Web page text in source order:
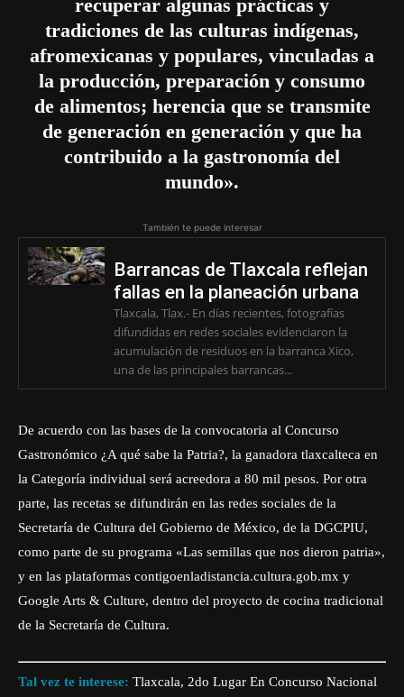
recuperar algunas prácticas y
tradiciones de las culturas indígenas,
afromexicanas y populares, vinculadas a
la producción, preparación y consumo
de alimentos; herencia que se transmite
de generación en generación y que ha
contribuido a la gastronomía del
mundo».
También te puede interesar
Barrancas de Tlaxcala reflejan
fallas en la planeación urbana
Tlaxcala, Tlax.- En días recientes, fotografías
difundidas en redes sociales evidenciaron la
acumulación de residuos en la barranca Xico,
una de las principales barrancas...
De acuerdo con las bases de la convocatoria al Concurso
Gastronómico ¿A qué sabe la Patria?, la ganadora tlaxcalteca en
la Categoría individual será acreedora a 80 mil pesos. Por otra
parte, las recetas se difundirán en las redes sociales de la
Secretaría de Cultura del Gobierno de México, de la DGCPIU,
como parte de su programa «Las semillas que nos dieron patria»,
y en las plataformas contigoenladistancia.cultura.gob.mx y
Google Arts & Culture, dentro del proyecto de cocina tradicional
de la Secretaría de Cultura.
Tal vez te interese: Tlaxcala, 2do Lugar En Concurso Nacional